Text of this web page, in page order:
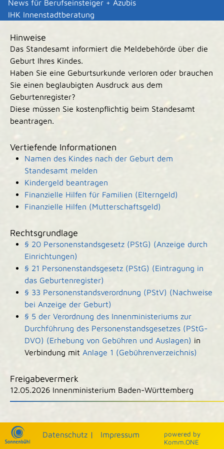
News für Berufseinsteiger + Azubis
IHK Innenstadtberatung
20,00 Euro.
Hinweise
Das Standesamt informiert die Meldebehörde über die
Geburt Ihres Kindes.
Haben Sie eine Geburtsurkunde verloren oder brauchen
Sie einen beglaubigten Ausdruck aus dem
Geburtenregister?
Diese müssen Sie kostenpflichtig beim Standesamt
beantragen.
Vertiefende Informationen
Namen des Kindes nach der Geburt dem
Standesamt melden
Kindergeld beantragen
Finanzielle Hilfen für Familien (Elterngeld)
Finanzielle Hilfen (Mutterschaftsgeld)
Rechtsgrundlage
§ 20 Personenstandsgesetz (PStG) (Anzeige durch
Einrichtungen)
§ 21 Personenstandsgesetz (PStG) (Eintragung in
das Geburtenregister)
§ 33 Personenstandsverordnung (PStV) (Nachweise
bei Anzeige der Geburt)
§ 5 der Verordnung des Innenministeriums zur
Durchführung des Personenstandsgesetzes (PStG-
DVO) (Erhebung von Gebühren und Auslagen) in
Verbindung mit Anlage 1 (Gebührenverzeichnis)
Freigabevermerk
12.05.2026 Innenministerium Baden-Württemberg
powered by
Komm.ONE
Datenschutz | Impressum